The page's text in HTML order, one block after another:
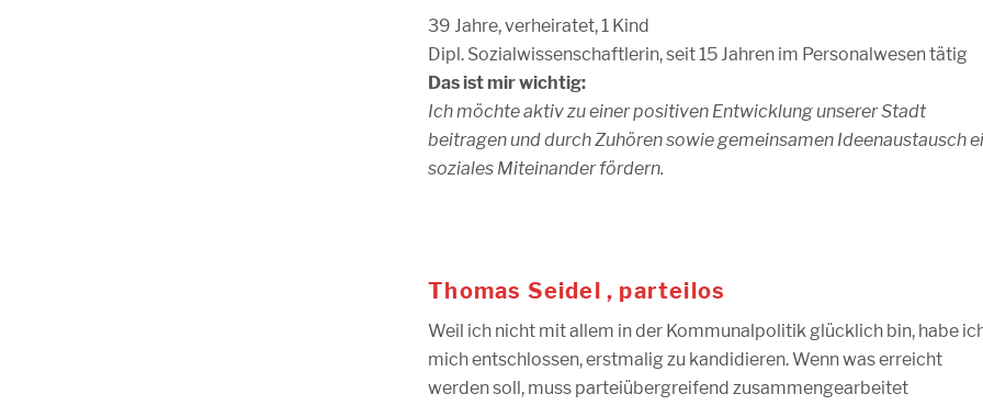
39 Jahre, verheiratet, 1 Kind
Dipl. Sozialwissenschaftlerin, seit 15 Jahren im Personalwesen tätig
Das ist mir wichtig:
Ich möchte aktiv zu einer positiven Entwicklung unserer Stadt
beitragen und durch Zuhören sowie gemeinsamen Ideenaustausch
soziales Miteinander fördern.
Thomas Seidel , parteilos
Weil ich nicht mit allem in der Kommunalpolitik glücklich bin, habe
mich entschlossen, erstmalig zu kandidieren. Wenn was erreicht
werden soll, muss parteiübergreifend zusammengearbeitet